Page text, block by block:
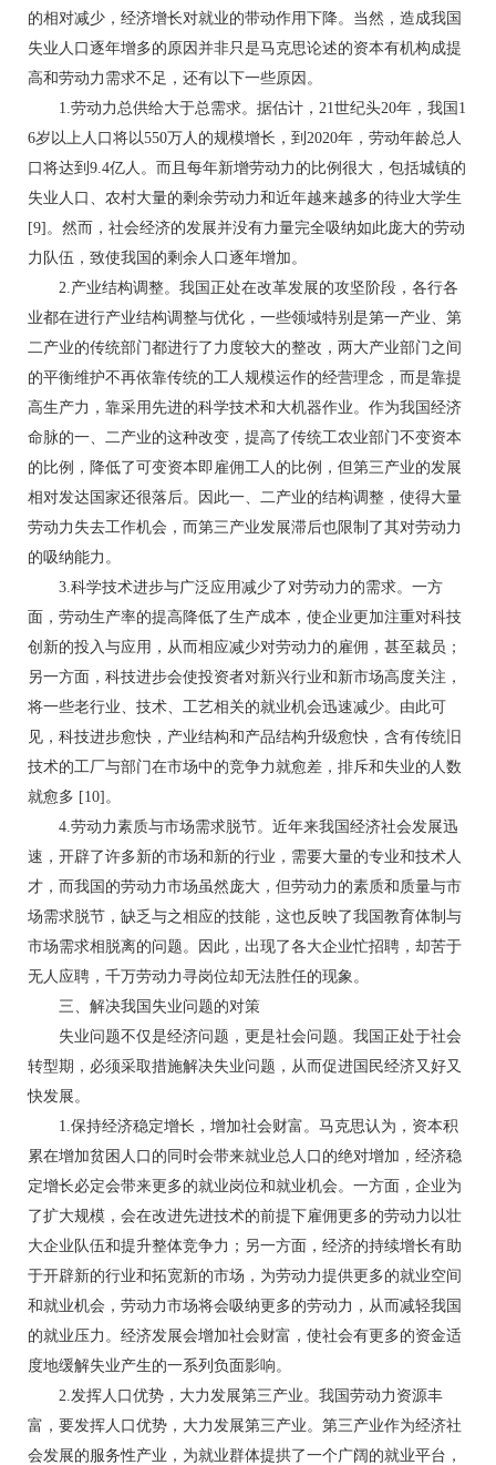
的相对减少，经济增长对就业的带动作用下降。当然，造成我国
失业人口逐年增多的原因并非只是马克思论述的资本有机构成提
高和劳动力需求不足，还有以下一些原因。
1.劳动力总供给大于总需求。据估计，21世纪头20年，我国1
6岁以上人口将以550万人的规模增长，到2020年，劳动年龄总人
口将达到9.4亿人。而且每年新增劳动力的比例很大，包括城镇的
失业人口、农村大量的剩余劳动力和近年越来越多的待业大学生
[9]。然而，社会经济的发展并没有力量完全吸纳如此庞大的劳动
力队伍，致使我国的剩余人口逐年增加。
2.产业结构调整。我国正处在改革发展的攻坚阶段，各行各
业都在进行产业结构调整与优化，一些领域特别是第一产业、第
二产业的传统部门都进行了力度较大的整改，两大产业部门之间
的平衡维护不再依靠传统的工人规模运作的经营理念，而是靠提
高生产力，靠采用先进的科学技术和大机器作业。作为我国经济
命脉的一、二产业的这种改变，提高了传统工农业部门不变资本
的比例，降低了可变资本即雇佣工人的比例，但第三产业的发展
相对发达国家还很落后。因此一、二产业的结构调整，使得大量
劳动力失去工作机会，而第三产业发展滞后也限制了其对劳动力
的吸纳能力。
3.科学技术进步与广泛应用减少了对劳动力的需求。一方
面，劳动生产率的提高降低了生产成本，使企业更加注重对科技
创新的投入与应用，从而相应减少对劳动力的雇佣，甚至裁员；
另一方面，科技进步会使投资者对新兴行业和新市场高度关注，
将一些老行业、技术、工艺相关的就业机会迅速减少。由此可
见，科技进步愈快，产业结构和产品结构升级愈快，含有传统旧
技术的工厂与部门在市场中的竞争力就愈差，排斥和失业的人数
就愈多 [10]。
4.劳动力素质与市场需求脱节。近年来我国经济社会发展迅
速，开辟了许多新的市场和新的行业，需要大量的专业和技术人
才，而我国的劳动力市场虽然庞大，但劳动力的素质和质量与市
场需求脱节，缺乏与之相应的技能，这也反映了我国教育体制与
市场需求相脱离的问题。因此，出现了各大企业忙招聘，却苦于
无人应聘，千万劳动力寻岗位却无法胜任的现象。
三、解决我国失业问题的对策
失业问题不仅是经济问题，更是社会问题。我国正处于社会
转型期，必须采取措施解决失业问题，从而促进国民经济又好又
快发展。
1.保持经济稳定增长，增加社会财富。马克思认为，资本积
累在增加贫困人口的同时会带来就业总人口的绝对增加，经济稳
定增长必定会带来更多的就业岗位和就业机会。一方面，企业为
了扩大规模，会在改进先进技术的前提下雇佣更多的劳动力以壮
大企业队伍和提升整体竞争力；另一方面，经济的持续增长有助
于开辟新的行业和拓宽新的市场，为劳动力提供更多的就业空间
和就业机会，劳动力市场将会吸纳更多的劳动力，从而减轻我国
的就业压力。经济发展会增加社会财富，使社会有更多的资金适
度地缓解失业产生的一系列负面影响。
2.发挥人口优势，大力发展第三产业。我国劳动力资源丰
富，要发挥人口优势，大力发展第三产业。第三产业作为经济社
会发展的服务性产业，为就业群体提拱了一个广阔的就业平台，